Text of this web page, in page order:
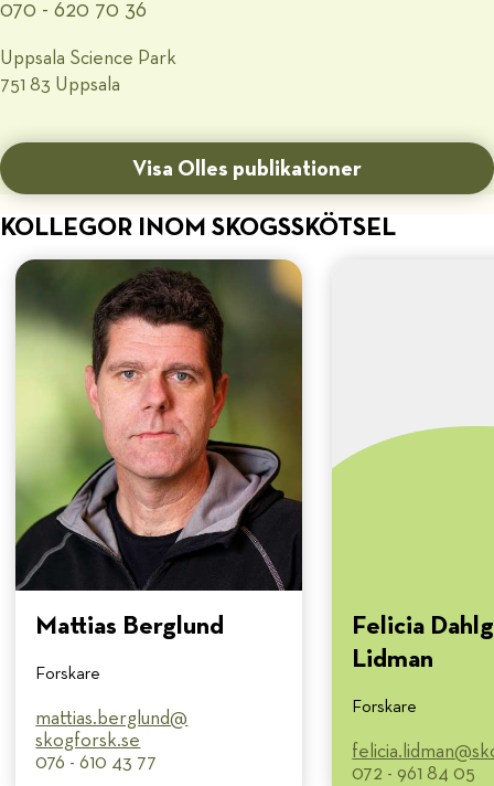
070 - 620 70 36
Uppsala Science Park
751 83 Uppsala
Visa Olles publikationer
KOLLEGOR INOM SKOGSSKÖTSEL
Mattias Berglund
Forskare
mattias.berglund@​
skogforsk.se
076 - 610 43 77
Felicia
Lidman
Forskare
072 - 961 84 05